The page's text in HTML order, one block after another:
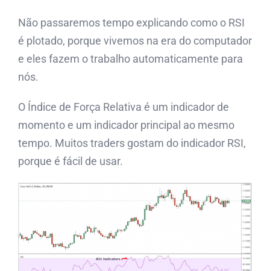
Não passaremos tempo explicando como o RSI
é plotado, porque vivemos na era do computador
e eles fazem o trabalho automaticamente para
nós.
O Índice de Força Relativa é um indicador de
momento e um indicador principal ao mesmo
tempo. Muitos traders gostam do indicador RSI,
porque é fácil de usar.